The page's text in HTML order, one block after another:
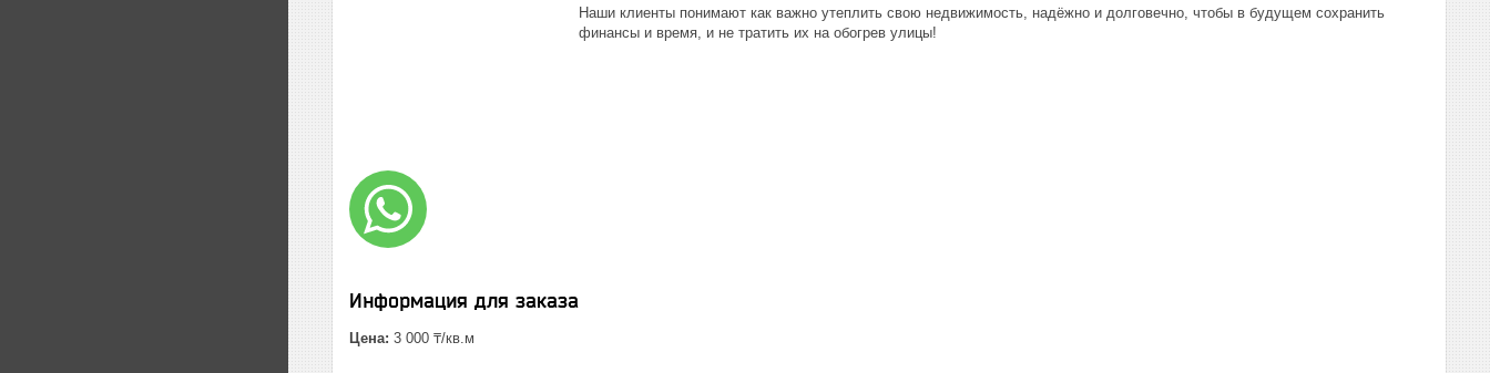
Наши клиенты понимают как важно утеплить свою недвижимость, надёжно и долговечно, чтобы в будущем сохранить
финансы и время, и не тратить их на обогрев улицы!
Информация для заказа
Цена: 3 000 ₸/кв.м